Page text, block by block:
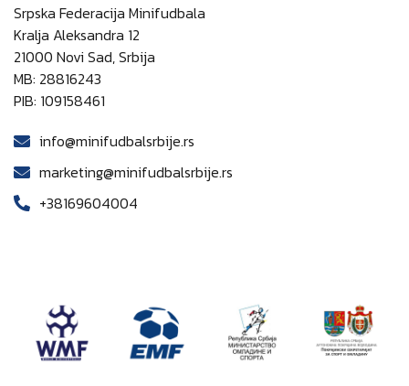
Srpska Federacija Minifudbala
Kralja Aleksandra 12
21000 Novi Sad, Srbija
MB: 28816243
PIB: 109158461
info@minifudbalsrbije.rs
marketing@minifudbalsrbije.rs
+38169604004